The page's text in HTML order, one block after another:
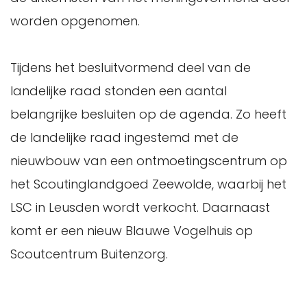
worden opgenomen.
Tijdens het besluitvormend deel van de
landelijke raad stonden een aantal
belangrijke besluiten op de agenda. Zo heeft
de landelijke raad ingestemd met de
nieuwbouw van een ontmoetingscentrum op
het Scoutinglandgoed Zeewolde, waarbij het
LSC in Leusden wordt verkocht. Daarnaast
komt er een nieuw Blauwe Vogelhuis op
Scoutcentrum Buitenzorg.